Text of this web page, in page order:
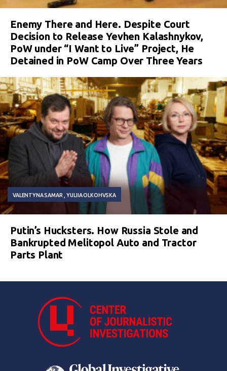
Enemy There and Here. Despite Court
Decision to Release Yevhen Kalashnykov,
PoW under “I Want to Live” Project, He
Detained in PoW Camp Over Three Years
VALENTYNA SAMAR YULIIA OLKOHVSKA
Putin’s Hucksters. How Russia Stole and
Bankrupted Melitopol Auto and Tractor
Parts Plant